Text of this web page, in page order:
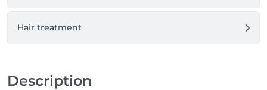
Hair treatment
Description